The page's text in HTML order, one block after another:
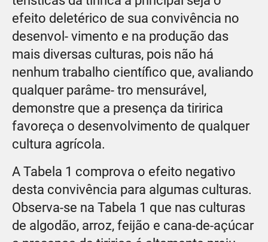
efeito deletérico de sua convivência no
desenvol- vimento e na produção das
mais diversas culturas, pois não há
nenhum trabalho científico que, avaliando
qualquer parâme- tro mensurável,
demonstre que a presença da tiririca
favoreça o desenvolvimento de qualquer
cultura agrícola.
A Tabela 1 comprova o efeito negativo
desta convivência para algumas culturas.
Observa-se na Tabela 1 que nas culturas
de algodão, arroz, feijão e cana-de-açúcar